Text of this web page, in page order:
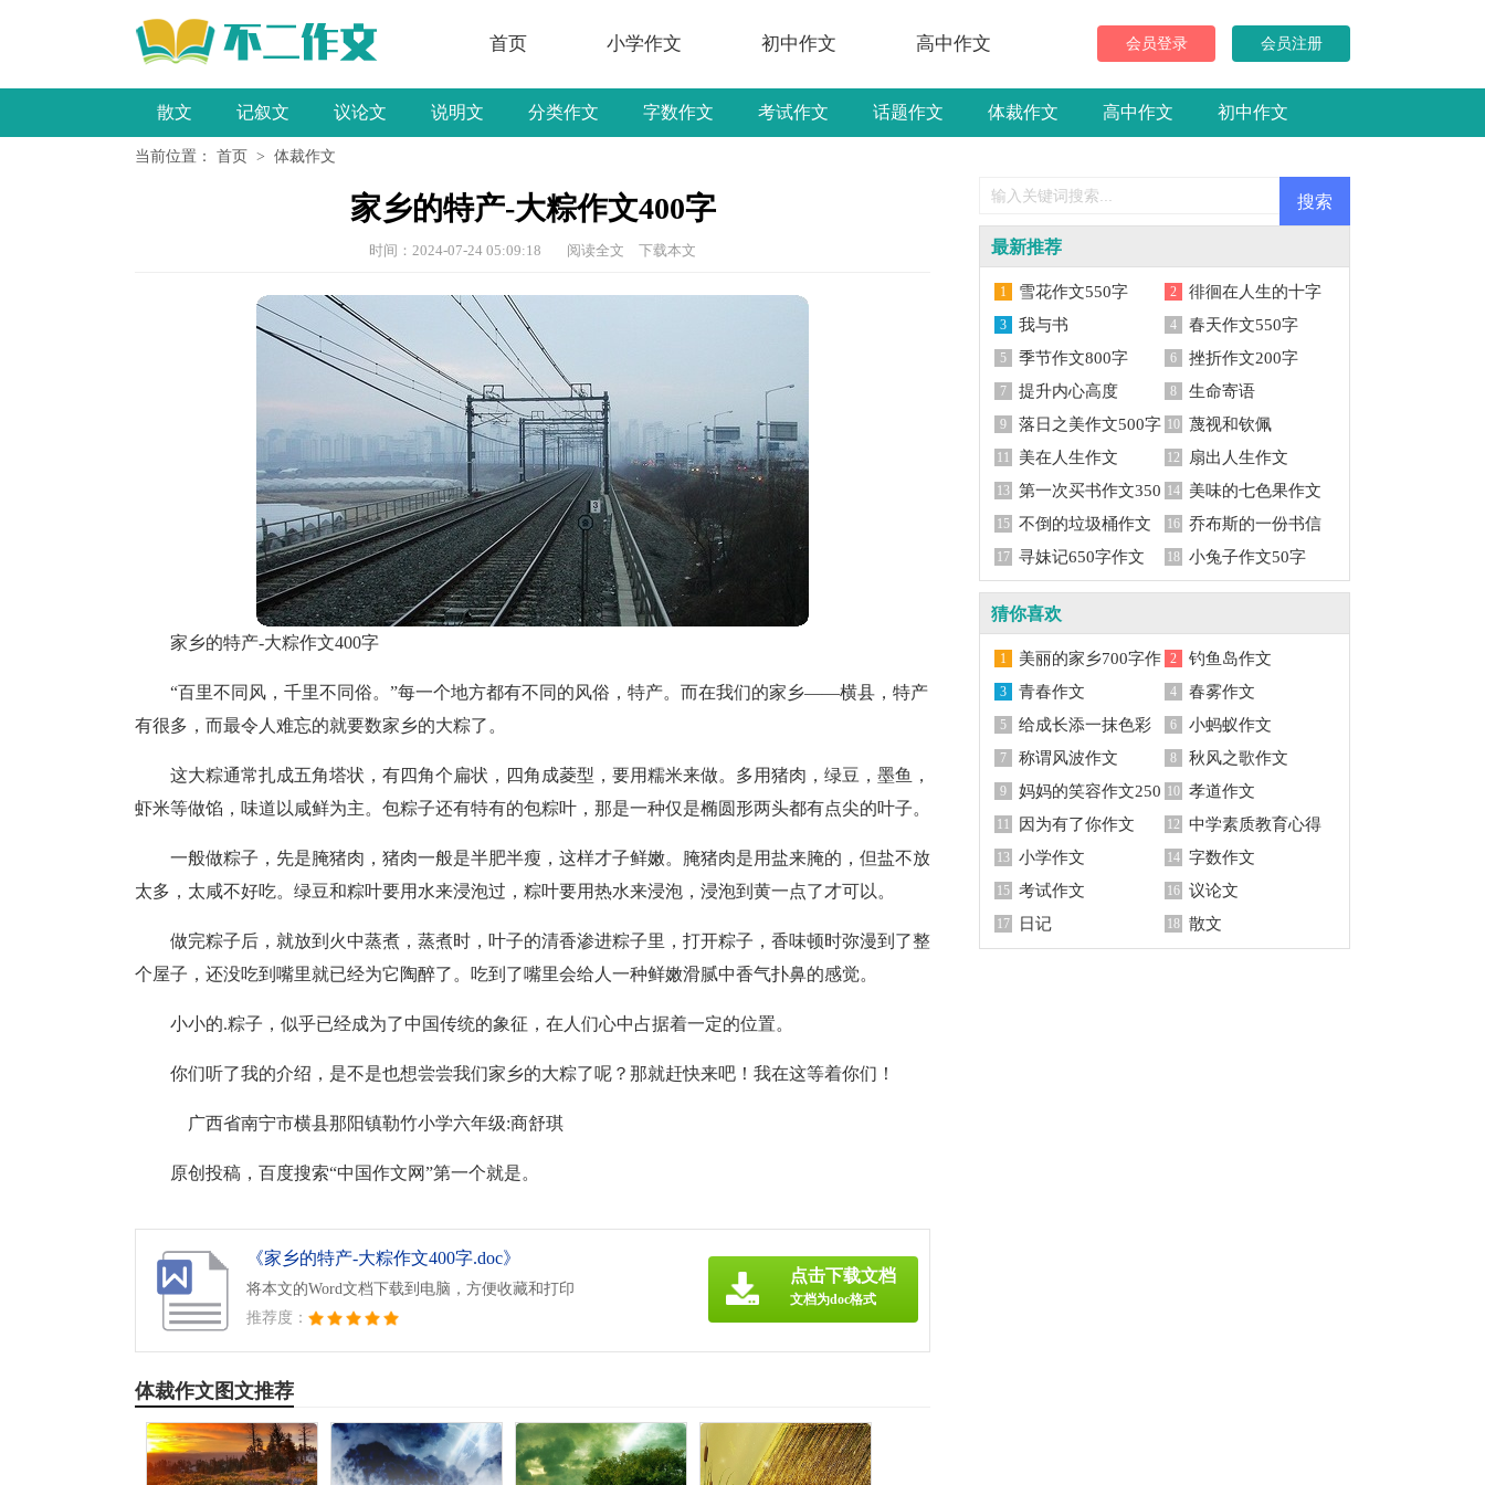
首页 小学作文 初中作文 高中作文 会员登录 会员注册
散文 记叙文 议论文 说明文 分类作文 字数作文 考试作文 话题作文 体裁作文 高中作文 初中作文
小学作文
当前位置： 首页 > 体裁作文
家乡的特产-大粽作文400字
时间：2024-07-24 05:09:18 阅读全文 下载本文
家乡的特产-大粽作文400字
“百里不同风，千里不同俗。”每一个地方都有不同的风俗，特产。而在我们的家乡——横县，特产
有很多，而最令人难忘的就要数家乡的大粽了。
这大粽通常扎成五角塔状，有四角个扁状，四角成菱型，要用糯米来做。多用猪肉，绿豆，墨鱼，
虾米等做馅，味道以咸鲜为主。包粽子还有特有的包粽叶，那是一种仅是椭圆形两头都有点尖的叶子。
一般做粽子，先是腌猪肉，猪肉一般是半肥半瘦，这样才子鲜嫩。腌猪肉是用盐来腌的，但盐不放
太多，太咸不好吃。绿豆和粽叶要用水来浸泡过，粽叶要用热水来浸泡，浸泡到黄一点了才可以。
做完粽子后，就放到火中蒸煮，蒸煮时，叶子的清香渗进粽子里，打开粽子，香味顿时弥漫到了整
个屋子，还没吃到嘴里就已经为它陶醉了。吃到了嘴里会给人一种鲜嫩滑腻中香气扑鼻的感觉。
小小的.粽子，似乎已经成为了中国传统的象征，在人们心中占据着一定的位置。
你们听了我的介绍，是不是也想尝尝我们家乡的大粽了呢？那就赶快来吧！我在这等着你们！
广西省南宁市横县那阳镇勒竹小学六年级:商舒琪
原创投稿，百度搜索“中国作文网”第一个就是。
《家乡的特产-大粽作文400字.doc》
将本文的Word文档下载到电脑，方便收藏和打印
推荐度：
点击下载文档
文档为doc格式
体裁作文图文推荐
最新推荐
1 雪花作文550字 2
徘徊在人生的十字
路口作文
3 我与书 4 春天作文550字
5 季节作文800字 6 挫折作文200字
7 提升内心高度 8 生命寄语
9 落日之美作文500字 10 蔑视和钦佩
11 美在人生作文 12 扇出人生作文
13 第一次买书作文350
字
14
美味的七色果作文
500字
15 不倒的垃圾桶作文
550字
16 乔布斯的一份书信
作文1500字
17 寻妹记650字作文 18 小兔子作文50字
猜你喜欢
1
美丽的家乡700字作
文
2 钓鱼岛作文
3 青春作文 4 春雾作文
5 给成长添一抹色彩 6 小蚂蚁作文
7 称谓风波作文 8 秋风之歌作文
9
妈妈的笑容作文250
字
10 孝道作文
11 因为有了你作文 12
中学素质教育心得
体会
13 小学作文 14 字数作文
15 考试作文 16 议论文
17 日记 18 散文